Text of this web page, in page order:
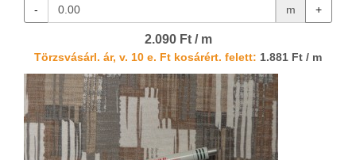
- m +
2.090 Ft / m
Törzsvásárl. ár, v. 10 e. Ft kosárért. felett: 1.881 Ft / m